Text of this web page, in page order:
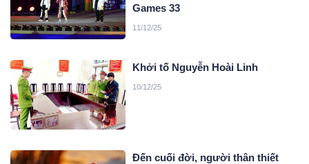
Games 33
11/12/25
Khởi tố Nguyễn Hoài Linh
10/12/25
Đến cuối đời, người thân thiết